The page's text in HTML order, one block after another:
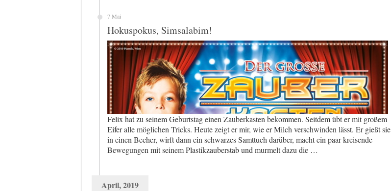
7 Mai
Hokuspokus, Simsalabim!
Felix hat zu seinem Geburtstag einen Zauberkasten bekommen. Seitdem übt er mit großem
Eifer alle möglichen Tricks. Heute zeigt er mir, wie er Milch verschwinden lässt. Er gießt sie
in einen Becher, wirft dann ein schwarzes Samttuch darüber, macht ein paar kreisende
Bewegungen mit seinem Plastikzauberstab und murmelt dazu die …
April, 2019